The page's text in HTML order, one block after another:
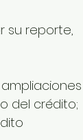
su reporte,
del crédito;